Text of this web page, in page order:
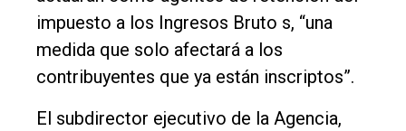
Contacto
impuesto a los Ingresos Bruto s, “una
medida que solo afectará a los
contribuyentes que ya están inscriptos”.
El subdirector ejecutivo de la Agencia,